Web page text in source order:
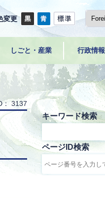
変更
しごと・産業 行政情報
3137
キーワード検索
ページID検索